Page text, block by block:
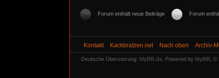
Forum enthält neue Beiträge Forum
Kontakt Kackbratzen.net Nach oben Archiv-
Deutsche Übersetzung: MyBB.de , Powered by MyBB ,